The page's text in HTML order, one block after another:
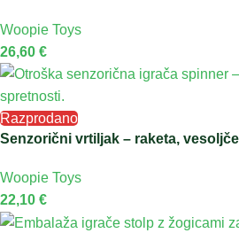
Woopie Toys
26,60 €
Razprodano
Senzorični vrtiljak – raketa,
Woopie Toys
22,10 €